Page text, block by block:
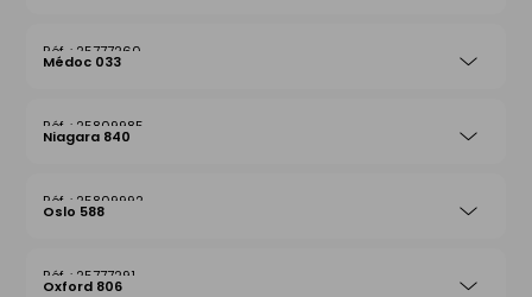
25777260
Médoc 033
25809985
Niagara 840
25809992
Oslo 588
25777291
Oxford 806